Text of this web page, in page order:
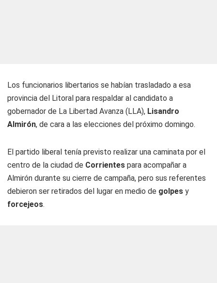
Los funcionarios libertarios se habían trasladado a esa
provincia del Litoral para respaldar al candidato a
gobernador de La Libertad Avanza (LLA), Lisandro
Almirón, de cara a las elecciones del próximo domingo.
El partido liberal tenía previsto realizar una caminata por el
centro de la ciudad de Corrientes para acompañar a
Almirón durante su cierre de campaña, pero sus referentes
debieron ser retirados del lugar en medio de golpes y
forcejeos.